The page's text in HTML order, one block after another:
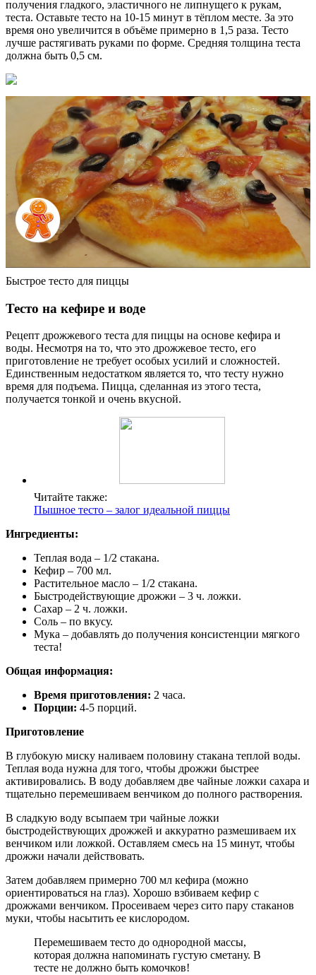
получения гладкого, эластичного не липнущего к рукам,
теста. Оставьте тесто на 10-15 минут в тёплом месте. За это
время оно увеличится в объёме примерно в 1,5 раза. Тесто
лучше растягивать руками по форме. Средняя толщина теста
должна быть 0,5 см.
Быстрое тесто для пиццы
Тесто на кефире и воде
Рецепт дрожжевого теста для пиццы на основе кефира и
воды. Несмотря на то, что это дрожжевое тесто, его
приготовление не требует особых усилий и сложностей.
Единственным недостатком является то, что тесту нужно
время для подъема. Пицца, сделанная из этого теста,
получается тонкой и очень вкусной.
Читайте также:
Пышное тесто – залог идеальной пиццы
Ингредиенты:
Теплая вода – 1/2 стакана.
Кефир – 700 мл.
Растительное масло – 1/2 стакана.
Быстродействующие дрожжи – 3 ч. ложки.
Сахар – 2 ч. ложки.
Соль – по вкусу.
Мука – добавлять до получения консистенции мягкого
теста!
Общая информация:
Время приготовления: 2 часа.
Порции: 4-5 порций.
Приготовление
В глубокую миску наливаем половину стакана теплой воды.
Теплая вода нужна для того, чтобы дрожжи быстрее
активировались. В воду добавляем две чайные ложки сахара и
тщательно перемешиваем венчиком до полного растворения.
В сладкую воду всыпаем три чайные ложки
быстродействующих дрожжей и аккуратно размешиваем их
венчиком или ложкой. Оставляем смесь на 15 минут, чтобы
дрожжи начали действовать.
Затем добавляем примерно 700 мл кефира (можно
ориентироваться на глаз). Хорошо взбиваем кефир с
дрожжами венчиком. Просеиваем через сито пару стаканов
муки, чтобы насытить ее кислородом.
Перемешиваем тесто до однородной массы,
которая должна напоминать густую сметану. В
тесте не должно быть комочков!